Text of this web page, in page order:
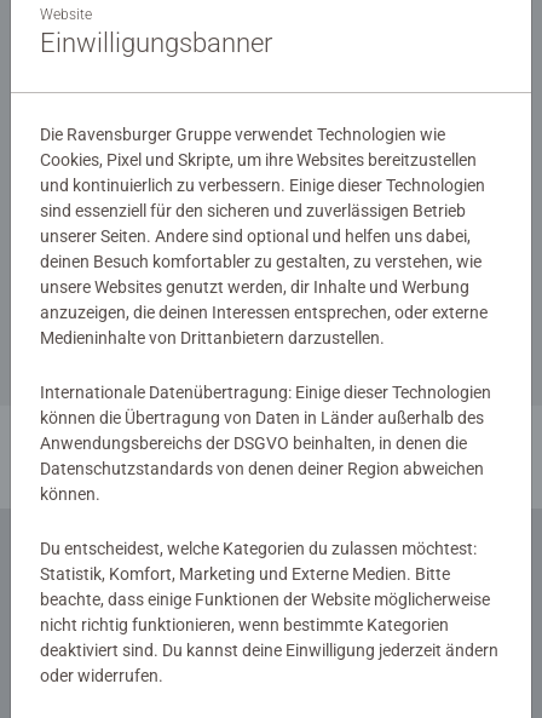
Krypt Black
Puzzle für Erwachsene
€ 16,99
1
Zum Newsletter anmelden
... und 5 € Gutschein sichern!
Website
Einwilligungsbanner
Die Ravensburger Gruppe verwendet Technologien wie
Cookies, Pixel und Skripte, um ihre Websites bereitzustellen
und kontinuierlich zu verbessern. Einige dieser Technologien
sind essenziell für den sicheren und zuverlässigen Betrieb
unserer Seiten. Andere sind optional und helfen uns dabei,
deinen Besuch komfortabler zu gestalten, zu verstehen, wie
unsere Websites genutzt werden, dir Inhalte und Werbung
anzuzeigen, die deinen Interessen entsprechen, oder externe
Medieninhalte von Drittanbietern darzustellen.
Internationale Datenübertragung: Einige dieser Technologien
können die Übertragung von Daten in Länder außerhalb des
Anwendungsbereichs der DSGVO beinhalten, in denen die
Datenschutzstandards von denen deiner Region abweichen
können.
Du entscheidest, welche Kategorien du zulassen möchtest:
Statistik, Komfort, Marketing und Externe Medien. Bitte
beachte, dass einige Funktionen der Website möglicherweise
nicht richtig funktionieren, wenn bestimmte Kategorien
deaktiviert sind. Du kannst deine Einwilligung jederzeit ändern
oder widerrufen.